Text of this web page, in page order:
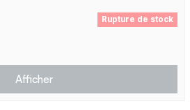
Rupture de stock
Afficher